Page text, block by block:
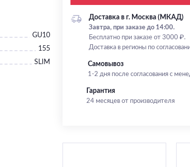
GU10
155
SLIM
Доставка в г. Москва (МКАД)
Завтра, при заказе до 14:00.
Бесплатно при заказе от 3000 ₽.
Доставка в регионы по
Самовывоз
1-2 дня после согласования с
Гарантия
24 месяцев от производителя